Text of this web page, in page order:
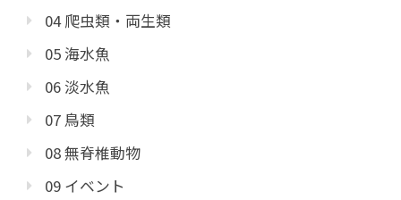
04 爬虫類・両生類
05 海水魚
06 淡水魚
07 鳥類
08 無脊椎動物
09 イベント